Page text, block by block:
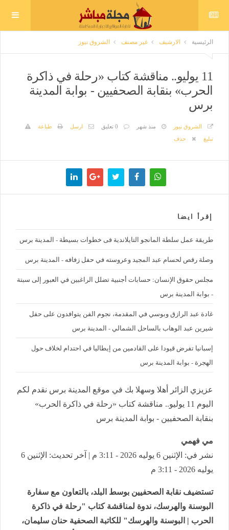
الرئيسية الارشيف غير مصنف الشروق نيوز
11 يوليو.. مناقشة كتاب «رحلة في ذاكرة
الحرب» بنقابة الصحفيين - بوابة المدينة
برس
الشروق نيوز منذ شهر 0 تعليق ارسل
طباعة
تبليغ
حذف
إقرأ ايضا
طريقة عمل سلطة المانجو التايلاندية فى خطوات بسيطة - المدينة برس
وصلة رقص لحسام عبد المجيد وعروسته في حفل زفافه - المدينة برس
مجلس حقوق الإنسان: حسابات أجنبية تضلل الراغبين في العبور إلى سبتة
- بوابة المدينة برس
غادة عبد الرازق وبوسي في المقدمة، نجوم الفن يتوافدون على حفل
شيرين عبد الوهاب بالساحل الشمالي - المدينة برس
إسبانيا تفرض قيودا على القادمين من إيطاليا في احتدام لخلاف حول
الهجرة - بوابة المدينة برس
عزيزي الزائر أهلا وسهلا بك في موقع المدينة برس نقدم لكم
اليوم 11 يوليو.. مناقشة كتاب «رحلة في ذاكرة الحرب»
بنقابة الصحفيين - بوابة المدينة برس
مي فهمي
نشر في: الإثنين 6 يوليه 2026 - 3:11 م | آخر تحديث: الإثنين 6
يوليه 2026 - 3:11 م
تستضيف نقابة الصحفيين بوسط البلد، بالتعاون مع سفارة
البوسنة والهرسك، ندوة لمناقشة كتاب "رحلة في ذاكرة
الحرب | البوسنة والهرسك" للكاتبة الصحفية حنان سليمان،